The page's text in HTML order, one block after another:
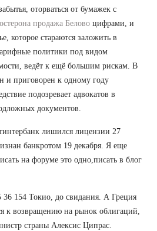
оторваться от бумажек с
продажа Белово цифрами, и
которое стараются заложить в
политики под видом
ведёт к ещё большим рискам. В
и приговорен к одному году
подозревает адвокатов в
документов.
лишился лицензии 27
банкротом 19 декабря. Я еще
на форуме это одно,писать в блог
36 154 Токио, до свидания. А Греция
к возвращению на рынок облигаций,
страны Алексис Ципрас.